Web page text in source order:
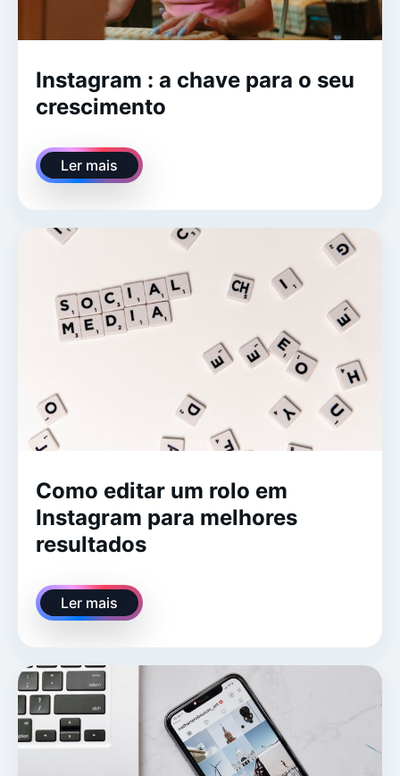
Instagram : a chave para o seu
crescimento
Ler mais
Como editar um rolo em
Instagram para melhores
resultados
Ler mais